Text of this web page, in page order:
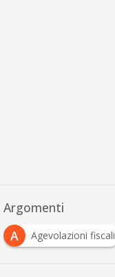
Argomenti
A Agevolazioni fiscali